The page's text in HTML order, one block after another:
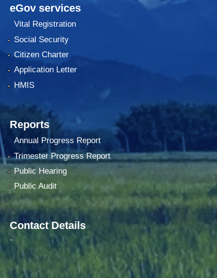
eGov services
Vital Registration
Social Security
Citizen Charter
Application Letter
HMIS
Reports
Annual Progress Report
Trimester Progress Report
Public Hearing
Public Audit
Contact Details
-